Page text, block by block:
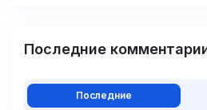
Последние
Последние